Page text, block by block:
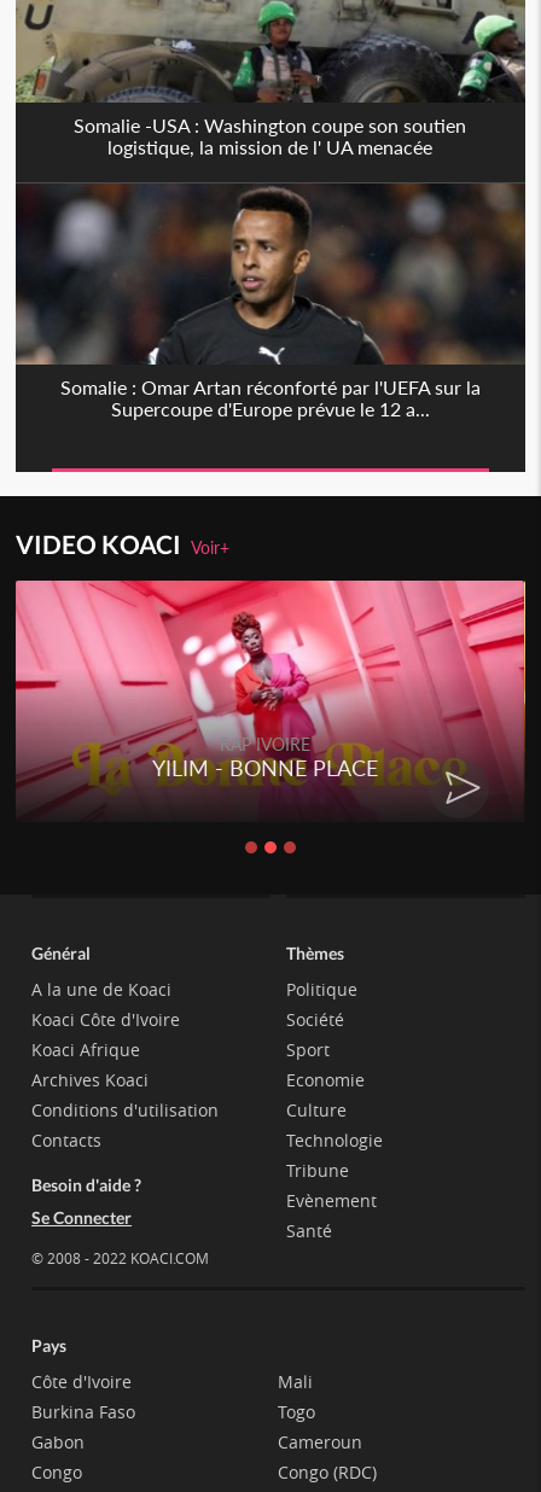
Somalie -USA : Washington coupe son soutien
logistique, la mission de l' UA menacée
Somalie : Omar Artan réconforté par l'UEFA sur la
Supercoupe d'Europe prévue le 12 a...
VIDEO KOACIVoir+
RAP IVOIRE
YILIM - BONNE PLACE
Général
A la une de Koaci
Koaci Côte d'Ivoire
Koaci Afrique
Archives Koaci
Conditions d'utilisation
Contacts
Besoin d'aide ?
Se Connecter
© 2008 - 2022 KOACI.COM
Thèmes
Politique
Société
Sport
Economie
Culture
Technologie
Tribune
Evènement
Santé
Pays
Côte d'Ivoire
Burkina Faso
Gabon
Congo
Mali
Togo
Cameroun
Congo (RDC)